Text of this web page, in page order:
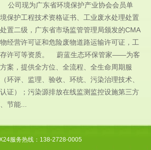
公司现为广东省环境保护产业协会会员单
保护工程技术资格证书、工业废水处理处置
置二级，广东省市场监管管理局颁发的CMA
经营许可证和危险废物道路运输许可证，工
存许可等资质。 蔚蓝生态环保管家——为客
案，提供全方位、全流程、全生命周期服
环评、监理、验收、环统、污染治理技术、
证）；污染源排放在线监测监控设施第三方
节能...
服务热线：138-2728-0005